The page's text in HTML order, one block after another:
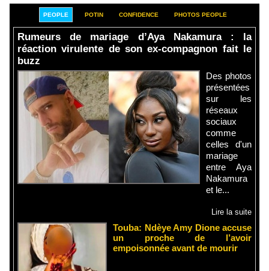
PEOPLE POTIN CONFIDENCE PHOTOS PEOPLE
Rumeurs de mariage d’Aya Nakamura : la
réaction virulente de son ex-compagnon fait le
buzz
Des photos
présentées
sur les
réseaux
sociaux
comme
celles d'un
mariage
entre Aya
Nakamura
et le...
Lire la suite
Touba: Ndèye Amy Dione accuse
un proche de l’avoir
empoisonnée avant de mourir